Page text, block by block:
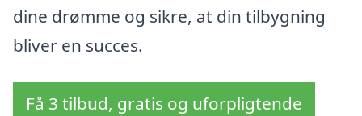
dine drømme og sikre, at din tilbygning
bliver en succes.
Få 3 tilbud, gratis og uforpligtende